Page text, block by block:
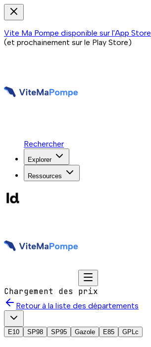
Vite Ma Pompe disponible sur l'App Store
(et prochainement sur le Play Store)
Rechercher
Explorer
Ressources
Chargement des prix
Retour à la liste des départements
E10 SP98 SP95 Gazole E85 GPLc